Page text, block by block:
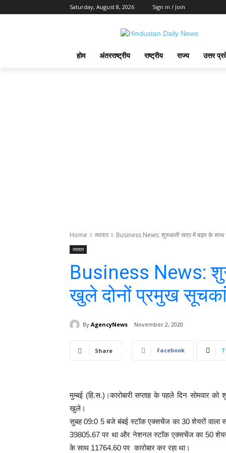
Saturday, August 8, 2026 Sign in / Join
होम अंतरराष्ट्रीय राष्ट्रीय राज्य उत्तर
Home व्यापार Business News: शुरुआती सत्र में बढ़त के साथ
व्यापार
Business News:
खुले दोनों प्रमुख
By AgencyNews November 2, 2020
Share Facebook
मुम्बई (हि.स.)।कारोबारी सप्ताह के पहले दिन
खुले।
सुबह 09:0 5 बजे बंबई स्टॉक एक्सचेंज का 30 शेयरों
39805.67 पर था और नेशनल स्टॉक एक्सचेंज का 50
के साथ 11764.60 पर कारोबार कर रहा था।